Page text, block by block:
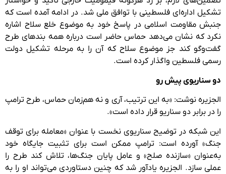
تشکیل اداره‌ای فلسطینی با توافق ملی شد. در ادامه آمده است که
جنبش مقاومت اسلامی در پاسخ خود به موضوع خلع سلاح اشاره
نکرد که نشان می‌دهد حماس حاضر است درباره همه بندهای طرح
گفت‌وگو کند جز موضوع سلاح که آن را به مرحله تشکیل دولت
رسمی فلسطین واگذار کرده است.
دو سناریوی پیش رو
الجزیره نوشت: «به این ترتیب، آری و نه هم‌زمان حماس، طرح ترامپ
را در برابر دو سناریو قرار داده است».
این شبکه در توضیح سناریوی نخست با عنوان «معامله برای توقف
جنگ» آورده است: ترامپ ممکن است برای تثبیت جایگاه خود
به‌عنوان «سازنده صلح» و عامل پایان جنگ‌ها، تلاش کند طرح را
عملی سازد. الجزیره یادآور شد که چنین دستاوردی می‌تواند او را به